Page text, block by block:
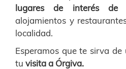
lugares de interés de
alojamientos y
localidad.
Esperamos que te sirva
tu visita a Órgiva.